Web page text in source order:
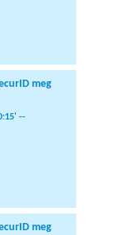
meg
--
meg